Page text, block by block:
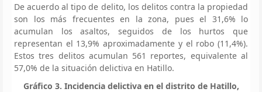
De acuerdo al tipo de delito, los delitos contra la propiedad
son los más frecuentes en la zona, pues el 31,6% lo
acumulan los asaltos, seguidos de los hurtos que
representan el 13,9% aproximadamente y el robo (11,4%).
Estos tres delitos acumulan 561 reportes, equivalente al
57,0% de la situación delictiva en Hatillo.
Gráfico 3. Incidencia delictiva en el distrito de Hatillo,